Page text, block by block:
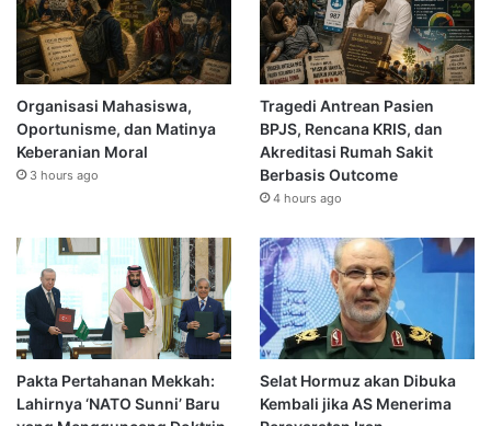
Organisasi Mahasiswa,
Oportunisme, dan Matinya
Keberanian Moral
3 hours ago
Tragedi Antrean Pasien
BPJS, Rencana KRIS, dan
Akreditasi Rumah Sakit
Berbasis Outcome
4 hours ago
Pakta Pertahanan Mekkah:
Lahirnya ‘NATO Sunni’ Baru
Selat Hormuz akan Dibuka
Kembali jika AS Menerima